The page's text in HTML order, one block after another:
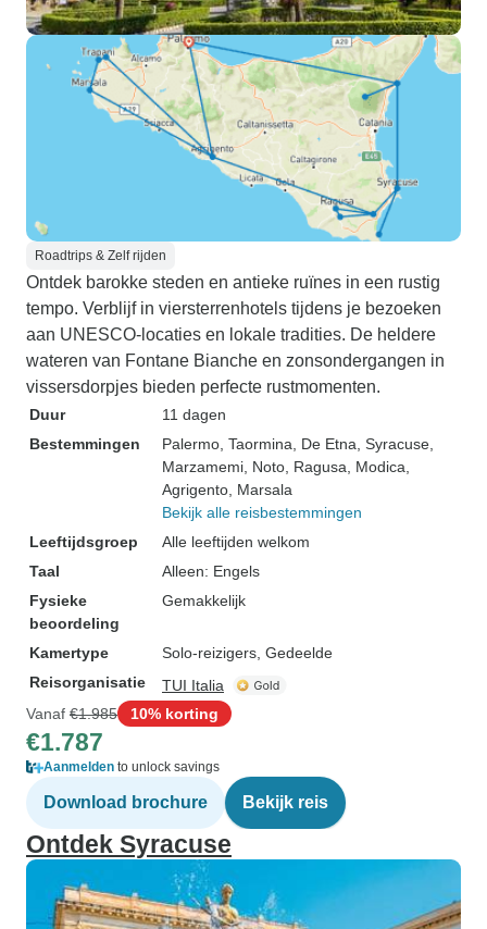
Roadtrips & Zelf rijden
Ontdek barokke steden en antieke ruïnes in een rustig
tempo. Verblijf in viersterrenhotels tijdens je bezoeken
aan UNESCO-locaties en lokale tradities. De heldere
wateren van Fontane Bianche en zonsondergangen in
vissersdorpjes bieden perfecte rustmomenten.
Duur
11 dagen
Bestemmingen
Palermo , Taormina , De Etna , Syracuse
Marzamemi , Noto , Ragusa , Modica
Agrigento , Marsala
Bekijk alle reisbestemmingen
Leeftijdsgroep
Alle leeftijden welkom
Taal
Alleen: Engels
Fysieke
beoordeling
Gemakkelijk
Kamertype
Solo-reizigers, Gedeelde
Reisorganisatie
TUI Italia
Vanaf €1.985 10% korting
€1.787
Aanmelden to unlock savings
Download brochure Bekijk reis
Ontdek Syracuse